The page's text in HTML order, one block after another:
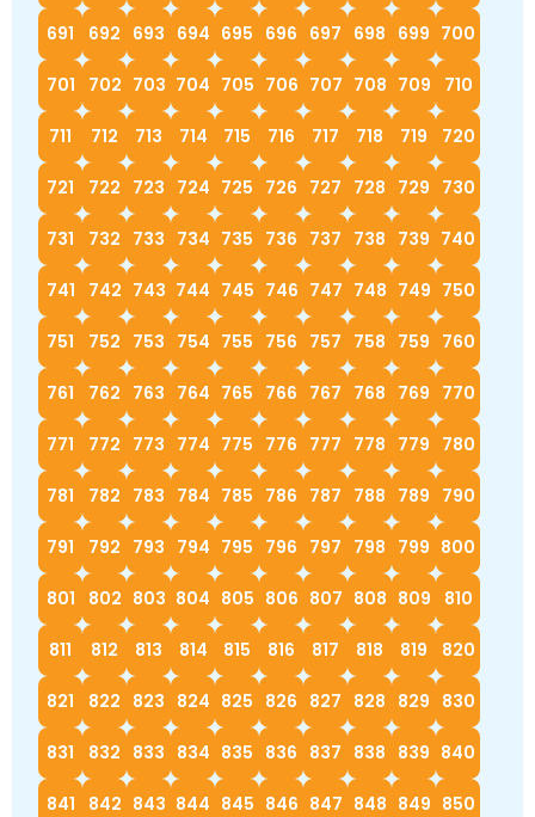
691 692 693 694 695 696 697 698 699 700
701 702 703 704 705 706 707 708 709 710
711 712 713 714 715 716 717 718 719 720
721 722 723 724 725 726 727 728 729 730
731 732 733 734 735 736 737 738 739 740
741 742 743 744 745 746 747 748 749 750
751 752 753 754 755 756 757 758 759 760
761 762 763 764 765 766 767 768 769 770
771 772 773 774 775 776 777 778 779 780
781 782 783 784 785 786 787 788 789 790
791 792 793 794 795 796 797 798 799 800
801 802 803 804 805 806 807 808 809 810
811 812 813 814 815 816 817 818 819 820
821 822 823 824 825 826 827 828 829 830
831 832 833 834 835 836 837 838 839 840
841 842 843 844 845 846 847 848 849 850